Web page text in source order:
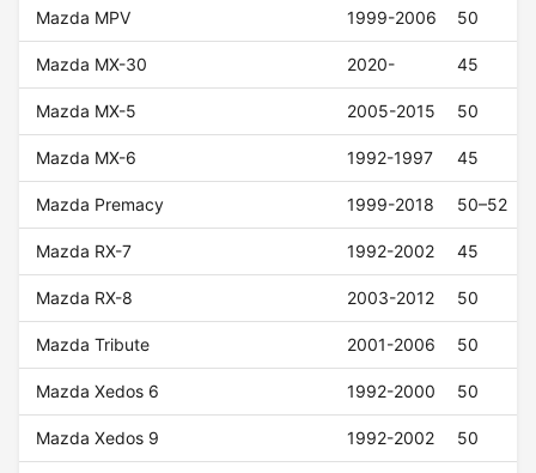
Mazda MPV 1999-2006 50
Mazda MX-30 2020- 45
Mazda MX-5 2005-2015 50
Mazda MX-6 1992-1997 45
Mazda Premacy 1999-2018 50–52
Mazda RX-7 1992-2002 45
Mazda RX-8 2003-2012 50
Mazda Tribute 2001-2006 50
Mazda Xedos 6 1992-2000 50
Mazda Xedos 9 1992-2002 50